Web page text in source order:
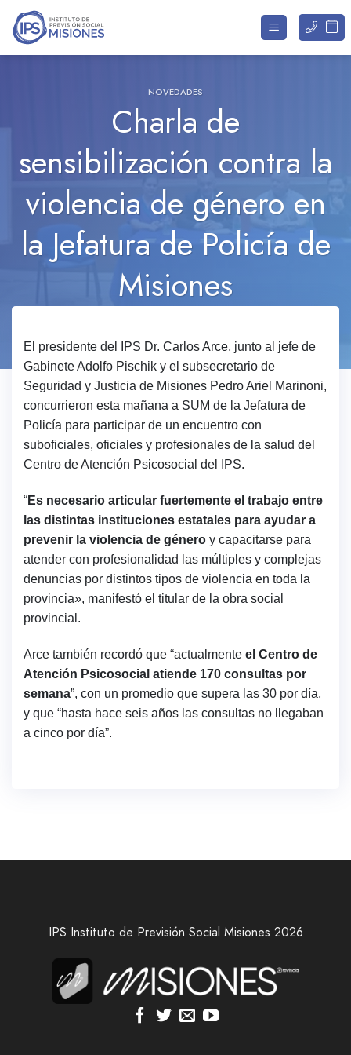
Saltar
contenido
NOVEDADES
Charla de
sensibilización contra la
violencia de género en
la Jefatura de Policía de
Misiones
El presidente del IPS Dr. Carlos Arce, junto al jefe de
Gabinete Adolfo Pischik y el subsecretario de
Seguridad y Justicia de Misiones Pedro Ariel Marinoni,
concurrieron esta mañana a SUM de la Jefatura de
Policía para participar de un encuentro con
suboficiales, oficiales y profesionales de la salud del
Centro de Atención Psicosocial del IPS.
“Es necesario articular fuertemente el trabajo entre
las distintas instituciones estatales para ayudar a
prevenir la violencia de género y capacitarse para
atender con profesionalidad las múltiples y complejas
denuncias por distintos tipos de violencia en toda la
provincia», manifestó el titular de la obra social
provincial.
Arce también recordó que “actualmente el Centro de
Atención Psicosocial atiende 170 consultas por
semana”, con un promedio que supera las 30 por día,
y que “hasta hace seis años las consultas no llegaban
a cinco por día”.
IPS Instituto de Previsión Social Misiones 2026